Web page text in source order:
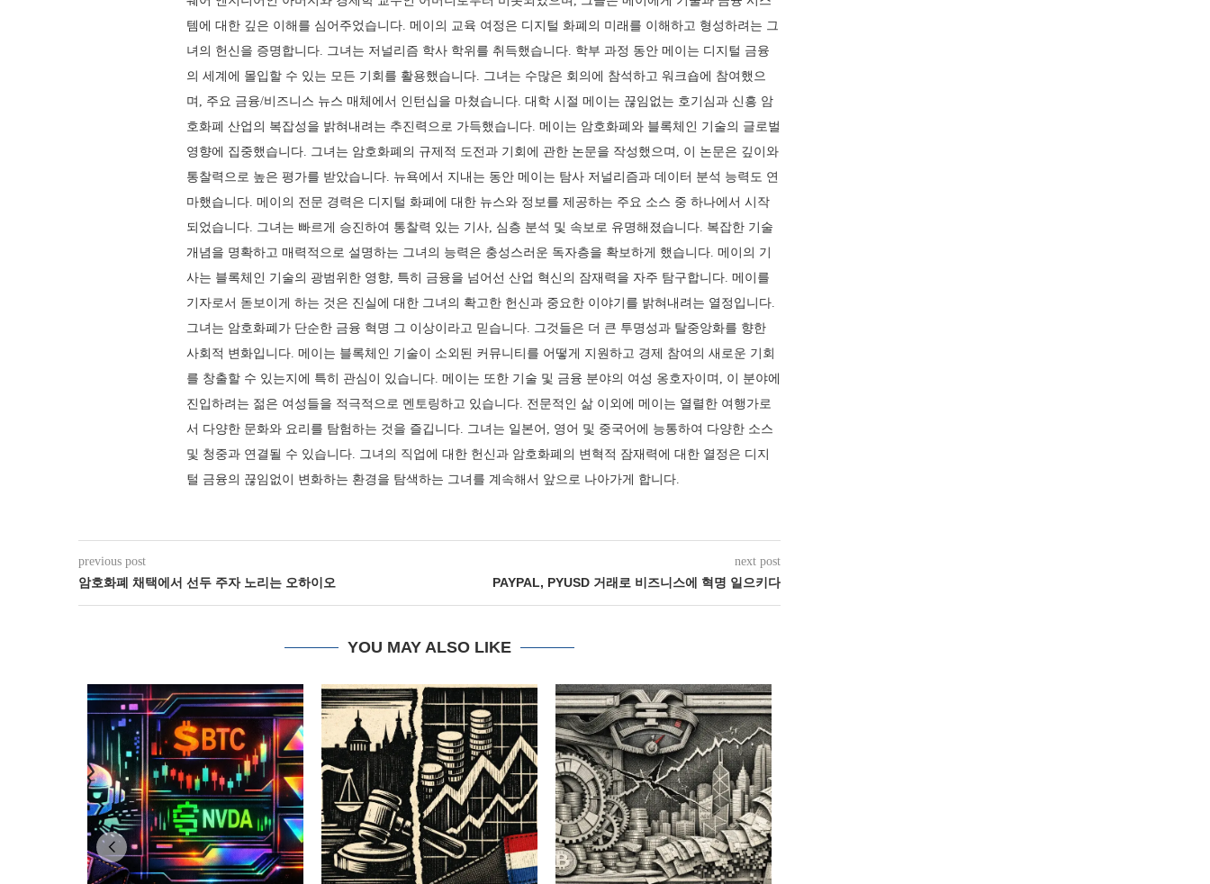
템에 대한 깊은 이해를 심어주었습니다. 메이의 교육 여정은 디지털 화폐의 미래를 이해하고 형성하려는 그
녀의 헌신을 증명합니다. 그녀는 저널리즘 학사 학위를 취득했습니다. 학부 과정 동안 메이는 디지털 금융
의 세계에 몰입할 수 있는 모든 기회를 활용했습니다. 그녀는 수많은 회의에 참석하고 워크숍에 참여했으
며, 주요 금융/비즈니스 뉴스 매체에서 인턴십을 마쳤습니다. 대학 시절 메이는 끊임없는 호기심과 신흥 암
호화폐 산업의 복잡성을 밝혀내려는 추진력으로 가득했습니다. 메이는 암호화폐와 블록체인 기술의 글로벌
영향에 집중했습니다. 그녀는 암호화폐의 규제적 도전과 기회에 관한 논문을 작성했으며, 이 논문은 깊이와
통찰력으로 높은 평가를 받았습니다. 뉴욕에서 지내는 동안 메이는 탐사 저널리즘과 데이터 분석 능력도 연
마했습니다. 메이의 전문 경력은 디지털 화폐에 대한 뉴스와 정보를 제공하는 주요 소스 중 하나에서 시작
되었습니다. 그녀는 빠르게 승진하여 통찰력 있는 기사, 심층 분석 및 속보로 유명해졌습니다. 복잡한 기술
개념을 명확하고 매력적으로 설명하는 그녀의 능력은 충성스러운 독자층을 확보하게 했습니다. 메이의 기
사는 블록체인 기술의 광범위한 영향, 특히 금융을 넘어선 산업 혁신의 잠재력을 자주 탐구합니다. 메이를
기자로서 돋보이게 하는 것은 진실에 대한 그녀의 확고한 헌신과 중요한 이야기를 밝혀내려는 열정입니다.
그녀는 암호화폐가 단순한 금융 혁명 그 이상이라고 믿습니다. 그것들은 더 큰 투명성과 탈중앙화를 향한
사회적 변화입니다. 메이는 블록체인 기술이 소외된 커뮤니티를 어떻게 지원하고 경제 참여의 새로운 기회
를 창출할 수 있는지에 특히 관심이 있습니다. 메이는 또한 기술 및 금융 분야의 여성 옹호자이며, 이 분야에
진입하려는 젊은 여성들을 적극적으로 멘토링하고 있습니다. 전문적인 삶 이외에 메이는 열렬한 여행가로
서 다양한 문화와 요리를 탐험하는 것을 즐깁니다. 그녀는 일본어, 영어 및 중국어에 능통하여 다양한 소스
및 청중과 연결될 수 있습니다. 그녀의 직업에 대한 헌신과 암호화폐의 변혁적 잠재력에 대한 열정은 디지
털 금융의 끊임없이 변화하는 환경을 탐색하는 그녀를 계속해서 앞으로 나아가게 합니다.
previous post
암호화폐 채택에서 선두 주자 노리는 오하이오
next post
PAYPAL, PYUSD 거래로 비즈니스에 혁명 일으키다
YOU MAY ALSO LIKE